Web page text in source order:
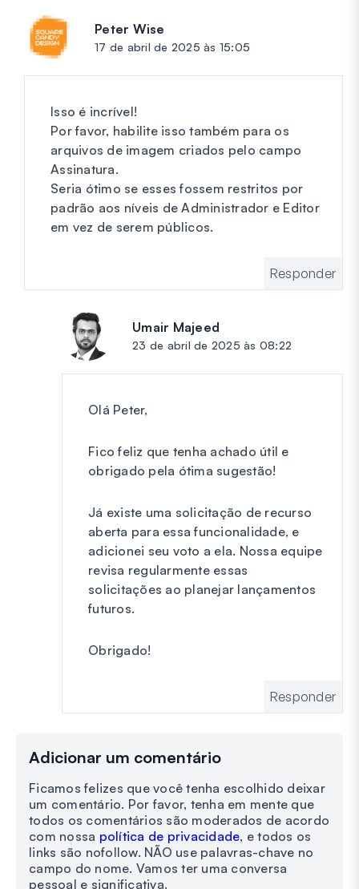
Peter Wise
17 de abril de 2025 às 15:05
Isso é incrível!
Por favor, habilite isso também para os
arquivos de imagem criados pelo campo
Assinatura.
Seria ótimo se esses fossem restritos por
padrão aos níveis de Administrador e Editor
em vez de serem públicos.
Responder
Umair Majeed
23 de abril de 2025 às 08:22
Olá Peter,
Fico feliz que tenha achado útil e
obrigado pela ótima sugestão!
Já existe uma solicitação de recurso
aberta para essa funcionalidade, e
adicionei seu voto a ela. Nossa equipe
revisa regularmente essas
solicitações ao planejar lançamentos
futuros.
Obrigado!
Responder
Adicionar um comentário
Ficamos felizes que você tenha escolhido deixar
um comentário. Por favor, tenha em mente que
todos os comentários são moderados de acordo
com nossa política de privacidade, e todos os
links são nofollow. NÃO use palavras-chave no
campo do nome. Vamos ter uma conversa
pessoal e significativa.